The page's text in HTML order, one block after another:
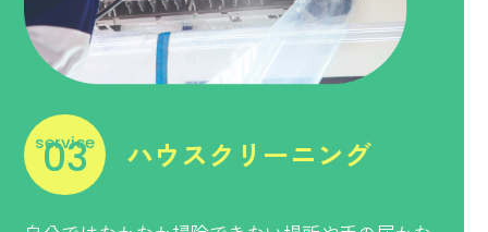
service
03 ハウスクリーニング